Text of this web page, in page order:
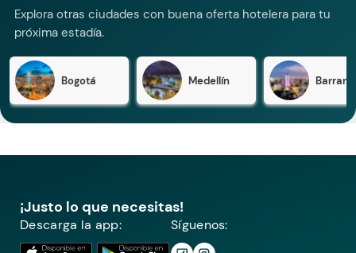
Explora otras ciudades con buena oferta hotelera para tu
próxima estadía.
Bogotá Medellín
¡Justo lo que necesitas!
Descarga la app: Síguenos: